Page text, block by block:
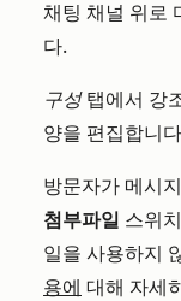
채팅 채널 위로
다.
구성탭에서 강
양을 편집합니
방문자가 메시
첨부파일 스위
일을 사용하지
용에 대해 자세